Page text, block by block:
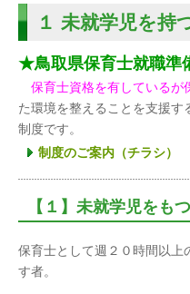
１ 未就学児を持
★鳥取県保育士就職準
保育士資格を有しているが
た環境を整えることを支援す
制度です。
制度のご案内（チラシ）
【１】未就学児をも
保育士として週２０時間以上
す者。